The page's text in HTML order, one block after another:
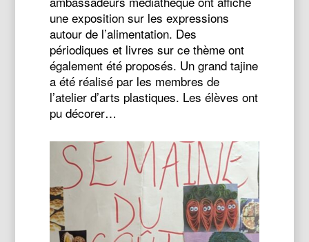
une exposition sur les expressions
autour de l’alimentation. Des
périodiques et livres sur ce thème ont
également été proposés. Un grand tajine
a été réalisé par les membres de
l’atelier d’arts plastiques. Les élèves ont
pu décorer…